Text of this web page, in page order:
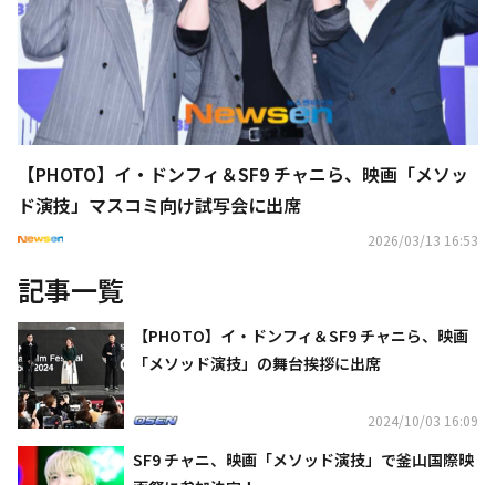
【PHOTO】イ・ドンフィ＆SF9 チャニら、映画「メソッ
ド演技」マスコミ向け試写会に出席
2026/03/13 16:53
記事一覧
【PHOTO】イ・ドンフィ＆SF9 チャニら、映画
「メソッド演技」の舞台挨拶に出席
2024/10/03 16:09
SF9 チャニ、映画「メソッド演技」で釜山国際映